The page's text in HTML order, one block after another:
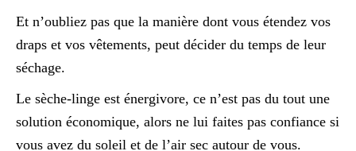
Et n’oubliez pas que la manière dont vous étendez vos
draps et vos vêtements, peut décider du temps de leur
séchage.
Le sèche-linge est énergivore, ce n’est pas du tout une
solution économique, alors ne lui faites pas confiance si
vous avez du soleil et de l’air sec autour de vous.